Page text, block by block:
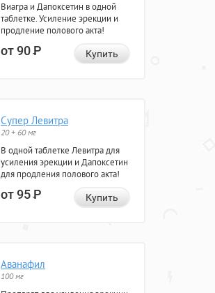
Виагра и Дапоксетин в одной
таблетке. Усиление эрекции и
продление полового акта!
от 90Р Купить
Супер Левитра
20 + 60 мг
В одной таблетке Левитра для
усиления эрекции и Дапоксетин
для продления полового акта!
от 95Р Купить
Аванафил
100 мг